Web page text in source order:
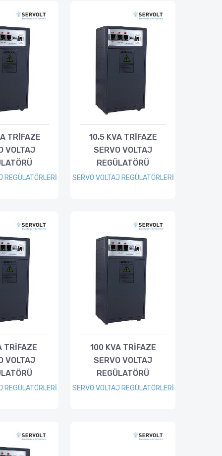
TRİFAZE
VOLTAJ
REGÜLATÖRLERİ
10,5 KVA TRİFAZE
SERVO VOLTAJ
REGÜLATÖRÜ
SERVO VOLTAJ REGÜLATÖRLERİ
TRİFAZE
VOLTAJ
REGÜLATÖRLERİ
100 KVA TRİFAZE
SERVO VOLTAJ
REGÜLATÖRÜ
SERVO VOLTAJ REGÜLATÖRLERİ